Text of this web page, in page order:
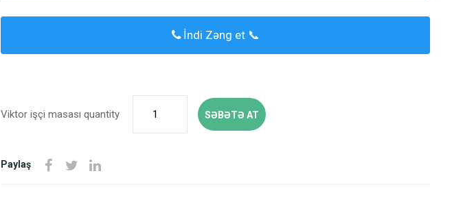
İndi Zəng et 📞
Viktor işçi masası quantity SƏBƏTƏ AT
Paylaş